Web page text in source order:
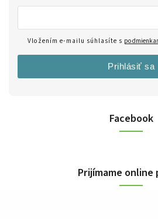
Facebook
Prijímame online
Vložením e-mailu súhlasíte s
Prihlásiť sa